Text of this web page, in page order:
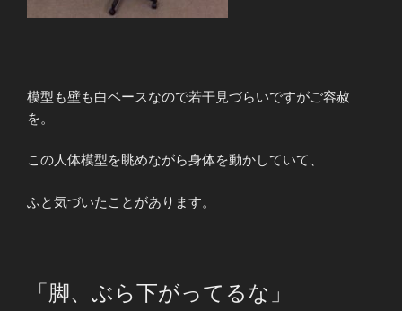
模型も壁も白ベースなので若干見づらいですがご容赦
を。
この人体模型を眺めながら身体を動かしていて、
ふと気づいたことがあります。
「脚、ぶら下がってるな」